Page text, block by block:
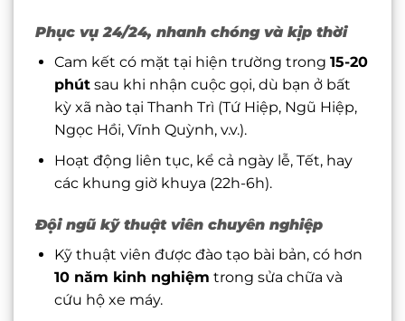
Phục vụ 24/24, nhanh chóng và kịp thời
Cam kết có mặt tại hiện trường trong 15-20
phútsau khi nhận cuộc gọi, dù bạn ở bất
kỳ xã nào tại Thanh Trì (Tứ Hiệp, Ngũ Hiệp,
Ngọc Hồi, Vĩnh Quỳnh, v.v.).
Hoạt động liên tục, kể cả ngày lễ, Tết, hay
các khung giờ khuya (22h-6h).
Đội ngũ kỹ thuật viên chuyên nghiệp
Kỹ thuật viên được đào tạo bài bản, có hơn
10 năm kinh nghiệm trong sửa chữa và
cứu hộ xe máy.